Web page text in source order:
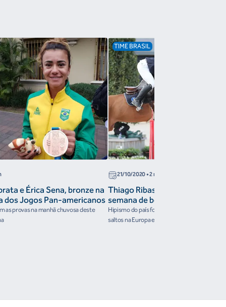
e Érica Sena, bronze na
dos Jogos Pan-americanos
as provas na manhã chuvosa deste
TIME BRASIL
21/10/2020• 2 min
Thiago Ribas vence GP na
semana de bons resultados
Hipismo do país foi destaque em prêmios
saltos na Europa e no México